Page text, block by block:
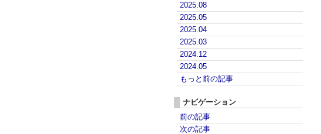
2025.08
2025.05
2025.04
2025.03
2024.12
2024.05
もっと前の記事
ナビゲーション
前の記事
次の記事